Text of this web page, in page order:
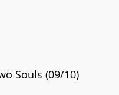
Souls (09/10)